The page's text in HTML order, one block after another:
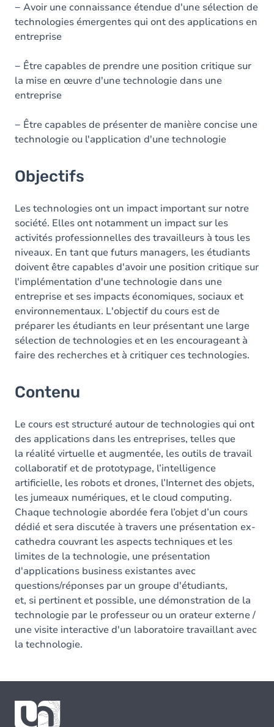
− Avoir une connaissance étendue d'une sélection de
technologies émergentes qui ont des applications en
entreprise
− Être capables de prendre une position critique sur
la mise en œuvre d'une technologie dans une
entreprise
− Être capables de présenter de manière concise une
technologie ou l'application d'une technologie
Objectifs
Les technologies ont un impact important sur notre
société. Elles ont notamment un impact sur les
activités professionnelles des travailleurs à tous les
niveaux. En tant que futurs managers, les étudiants
doivent être capables d'avoir une position critique sur
l'implémentation d'une technologie dans une
entreprise et ses impacts économiques, sociaux et
environnementaux. L'objectif du cours est de
préparer les étudiants en leur présentant une large
sélection de technologies et en les encourageant à
faire des recherches et à critiquer ces technologies.
Contenu
Le cours est structuré autour de technologies qui ont
des applications dans les entreprises, telles que
la réalité virtuelle et augmentée, les outils de travail
collaboratif et de prototypage, l’intelligence
artificielle, les robots et drones, l’Internet des objets,
les jumeaux numériques, et le cloud computing.
Chaque technologie abordée fera l’objet d’un cours
dédié et sera discutée à travers une présentation ex-
cathedra couvrant les aspects techniques et les
limites de la technologie, une présentation
d'applications business existantes avec
questions/réponses par un groupe d'étudiants,
et, si pertinent et possible, une démonstration de la
technologie par le professeur ou un orateur externe /
une visite interactive d'un laboratoire travaillant avec
la technologie.